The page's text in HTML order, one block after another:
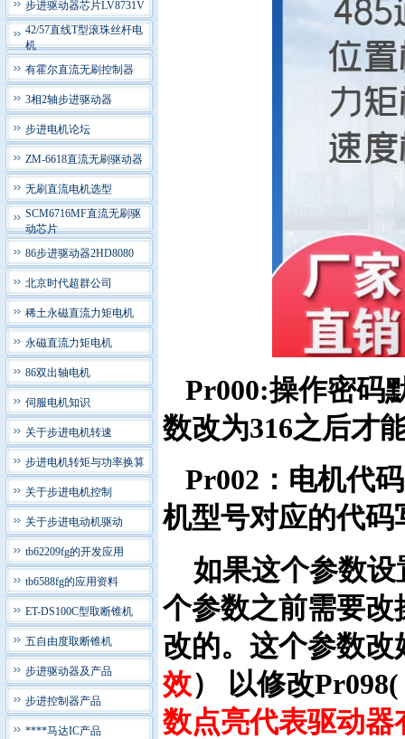
步进驱动器芯片LV8731V
42/57直线T型滚珠丝杆电
机
有霍尔直流无刷控制器
3相2轴步进驱动器
步进电机论坛
ZM-6618直流无刷驱动器
无刷直流电机选型
SCM6716MF直流无刷驱
动芯片
86步进驱动器2HD8080
北京时代超群公司
稀土永磁直流力矩电机
永磁直流力矩电机
86双出轴电机
伺服电机知识
关于步进电机转速
步进电机转矩与功率换算
关于步进电机控制
关于步进电动机驱动
tb62209fg的开发应用
tb6588fg的应用资料
ET-DS100C型取断锥机
五自由度取断锥机
步进驱动器及产品
步进控制器产品
****马达IC产品
Pr000:操作密码
数改为316之后才
Pr002： 电机代
机型号对应的代
如果这个参数
个参数之前需要
改的。这个参数改
效） 以修改Pr098(
数点亮代表驱动器